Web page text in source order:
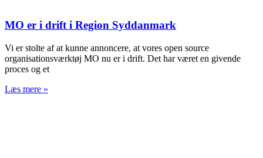
MO er i drift i Region Syddanmark
Vi er stolte af at kunne annoncere, at vores open source
organisationsværktøj MO nu er i drift. Det har været en givende
proces og et
Læs mere »